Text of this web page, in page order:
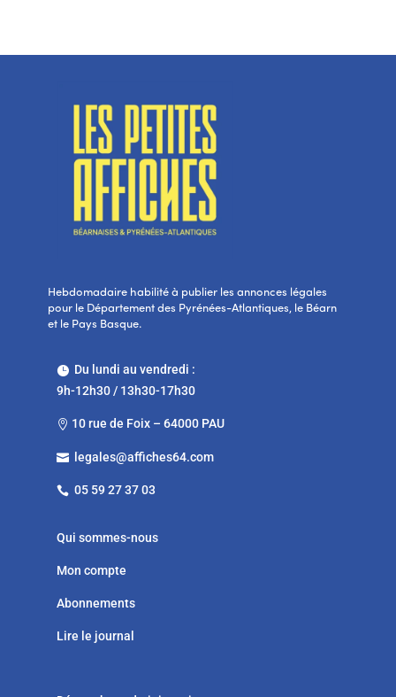
Hebdomadaire habilité à publier les annonces légales
pour le Département des Pyrénées-Atlantiques, le Béarn
et le Pays Basque.
Du lundi au vendredi :
9h-12h30 / 13h30-17h30
 10 rue de Foix – 64000 PAU
 legales@affiches64.com
 05 59 27 37 03
Qui sommes-nous
Mon compte
Abonnements
Lire le journal